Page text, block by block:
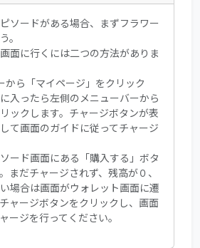
ソードがある場合、まずフラワー
。
面に行くには二つの方法がありま
から「マイページ」をクリック
入ったら左側のメニューバーから
ックします。チャージボタンが表
て画面のガイドに従ってチャージ
ード画面にある「購入する」ボタ
まだチャージされず、残高が０、
場合は画面がウォレット画面に遷
ャージボタンをクリックし、画面
ージを行ってください。